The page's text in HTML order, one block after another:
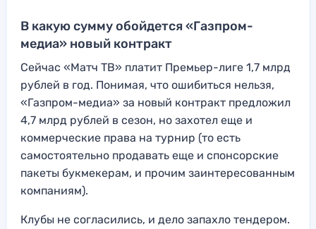
В какую сумму обойдется «Газпром-
медиа» новый контракт
Сейчас «Матч ТВ» платит Премьер-лиге 1,7 млрд
рублей в год. Понимая, что ошибиться нельзя,
«Газпром-медиа» за новый контракт предложил
4,7 млрд рублей в сезон, но захотел еще и
коммерческие права на турнир (то есть
самостоятельно продавать еще и спонсорские
пакеты букмекерам, и прочим заинтересованным
компаниям).
Клубы не согласились, и дело запахло тендером.